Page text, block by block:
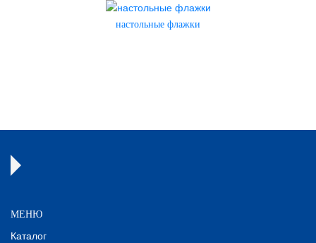
настольные флажки
МЕНЮ
Каталог